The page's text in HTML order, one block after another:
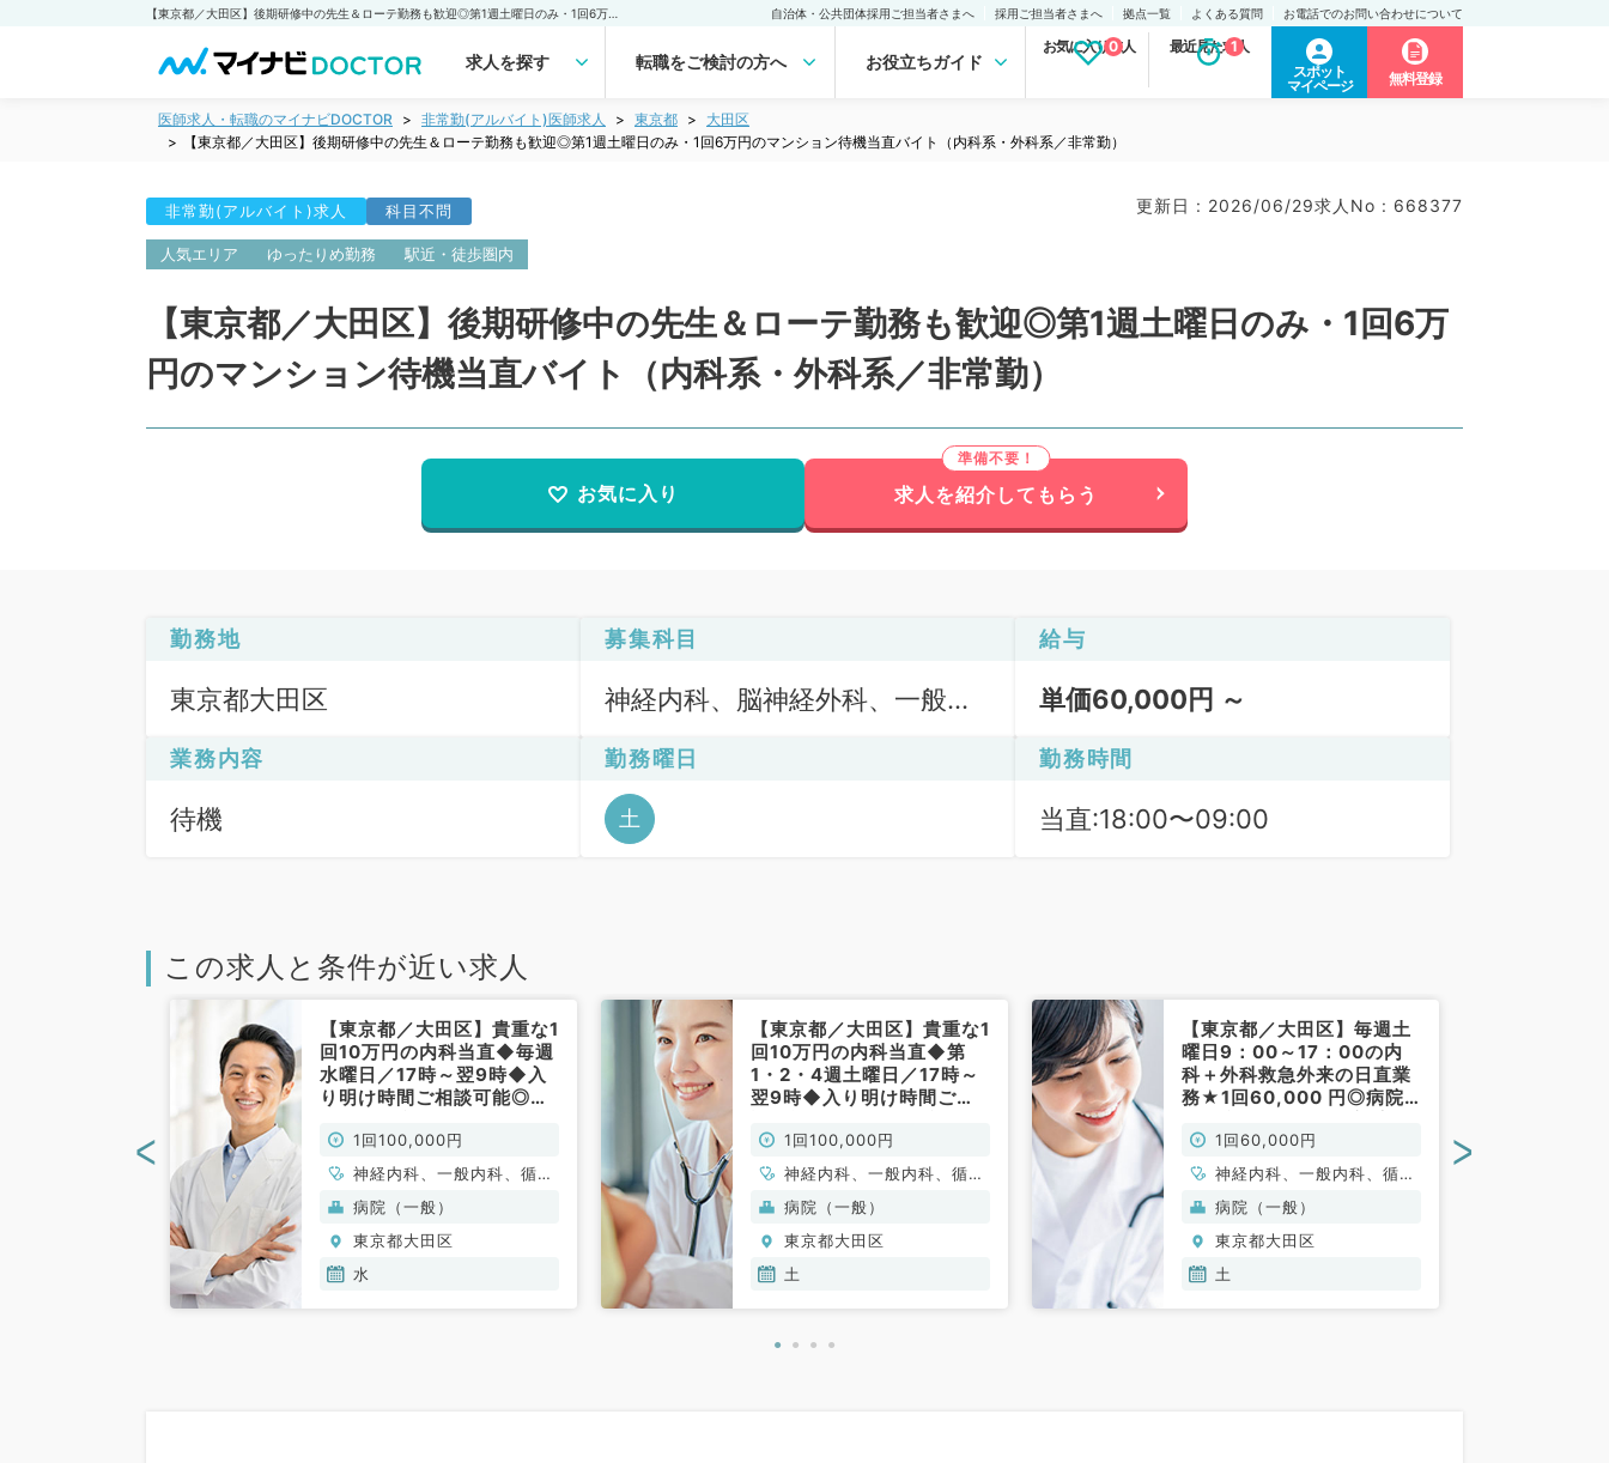
自治体・公共団体採用ご担当者さまへ 採用ご担当者さまへ 拠点一覧 よくある質問 お電話でのお問い合わせについて
求人を探す 転職をご検討の方へ お役立ちガイド
お気に入り求人
0 最近見た求人
1
スポット
マイページ
無料登録
医師求人・転職のマイナビDOCTOR 非常勤(アルバイト)医師求人 東京都
大田区
【東京都／大田区】後期研修中の先生＆ローテ勤務も歓迎◎第1週土曜日のみ・1回6万円のマンション待機当直バイト（内科系・外科系／非常勤）
非常勤(アルバイト)求人 科目不問 更新日 : 2026/06/29求人No : 668377
人気エリア ゆったりめ勤務 駅近・徒歩圏内
【東京都／大田区】後期研修中の先生＆ローテ勤務も歓迎◎第1週土曜日のみ・1回6万
円のマンション待機当直バイト（内科系・外科系／非常勤）
お気に入り 求人を紹介してもらう
勤務地
東京都大田区
募集科目
神経内科、脳神経外科、一般内
般外科、科目不問
給与
単価60,000円 ～
業務内容
待機
勤務曜日
土
勤務時間
当直:18:00〜09:00
この求人と条件が近い求人
【東京都／大田区】貴重な1
回10万円の内科当直◆毎週
水曜日／17時～翌9時◆入
り明け時間ご相談可能◎救
します！（内科系／非常
勤）
1回100,000円
神経内科、一般内科、循環
器内科、呼吸器内科、消化
器内科、内分泌・代謝内科
病院（一般）
東京都大田区
水
【東京都／大田区】貴重な1
回10万円の内科当直◆第
1・2・4週土曜日／17時～
翌9時◆入り明け時間ご相
理をお願いします！（内科
系／非常勤）
1回100,000円
神経内科、一般内科、循環
器内科、呼吸器内科、消化
器内科、内分泌・代謝内
科、腎臓内科、老年内科、
血液内科、膠原病科
病院（一般）
東京都大田区
土
【東京都／大田区】毎週土
曜日9：00～17：00の内
科＋外科救急外来の日直業
務★1回60,000 円◎病院
お仕事です◆（内科系／非
常勤）
1回60,000円
神経内科、一般内科、循環
器内科、呼吸器内科、消化
器内科、内分泌・代謝内
科、腎臓内科、老年内科、
血液内科、救急科・ＩＣ
病院（一般）
東京都大田区
土
< >